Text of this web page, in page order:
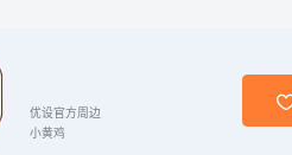
优设官方周边
小黄鸡